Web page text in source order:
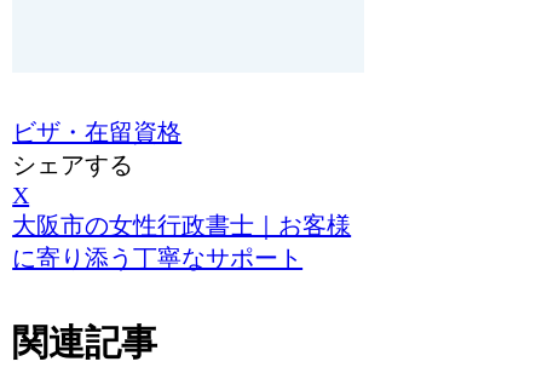
ビザ・在留資格
シェアする
X
大阪市の女性行政書士｜お客様
に寄り添う丁寧なサポート
関連記事